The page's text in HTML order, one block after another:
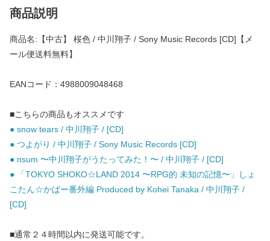
商品説明
商品名:【中古】 桜色 / 中川翔子 / Sony Music Records [CD]【メ
ール便送料無料】
EANコード：4988009048468
■こちらの商品もオススメです
● snow tears / 中川翔子 / [CD]
● つよがり / 中川翔子 / Sony Music Records [CD]
● nsum 〜中川翔子がうたってみた！〜 / 中川翔子 / [CD]
● 「TOKYO SHOKO☆LAND 2014 〜RPG的 未知の記憶〜」しょ
こたん☆かばー番外編 Produced by Kohei Tanaka / 中川翔子 /
[CD]
■通常２４時間以内に発送可能です。